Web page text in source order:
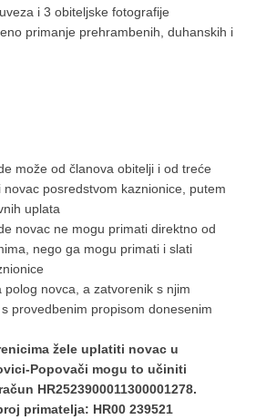
i 3 obiteljske fotografije
primanje prehrambenih, duhanskih i
može od članova obitelji i od treće
posredstvom kaznionice, putem
uplata
novac ne mogu primati direktno od
nego ga mogu primati i slati
polog novca, a zatvorenik s njim
provedbenim propisom donesenim
žele uplatiti novac u
Popovači mogu to učiniti
HR2523900011300001278.
primatelja: HR00 239521